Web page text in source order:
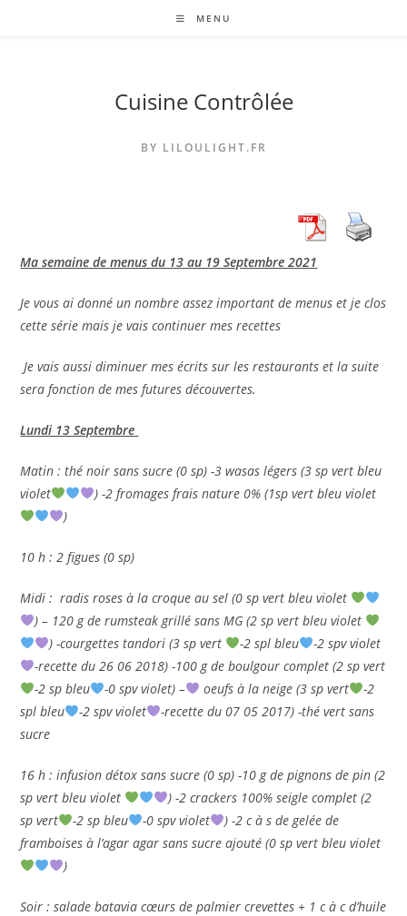
MENU
Cuisine Contrôlée
BY LILOULIGHT.FR
Ma semaine de menus du 13 au 19 Septembre 2021
Je vous ai donné un nombre assez important de menus et je clos
cette série mais je vais continuer mes recettes
Je vais aussi diminuer mes écrits sur les restaurants et la suite
sera fonction de mes futures découvertes.
Lundi 13 Septembre
Matin : thé noir sans sucre (0 sp) -3 wasas légers (3 sp vert bleu
violet
) -2 fromages frais nature 0% (1sp vert bleu violet
)
10 h : 2 figues (0 sp)
Midi : radis roses à la croque au sel (0 sp vert bleu violet
) – 120 g de rumsteak grillé sans MG (2 sp vert bleu violet
) -courgettes tandori (3 sp vert
-2 spl bleu
-2 spv violet
-recette du 26 06 2018) -100 g de boulgour complet (2 sp vert
-2 sp bleu
-0 spv violet) – oeufs à la neige (3 sp vert
-2
spl bleu
-2 spv violet
-recette du 07 05 2017) -thé vert sans
sucre
16 h : infusion détox sans sucre (0 sp) -10 g de pignons de pin (2
sp vert bleu violet
) -2 crackers 100% seigle complet (2
sp vert
-2 sp bleu -0 spv violet
) -2 c à s de gelée de
framboises à l’agar agar sans sucre ajouté (0 sp vert bleu violet
)
Soir : salade batavia cœurs de palmier crevettes + 1 c à c d’huile